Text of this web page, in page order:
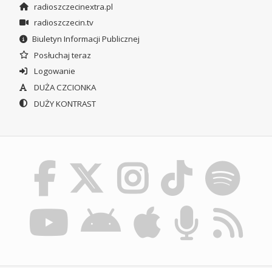
radioszczecinextra.pl
radioszczecin.tv
Biuletyn Informacji Publicznej
Posłuchaj teraz
Logowanie
DUŻA CZCIONKA
DUŻY KONTRAST